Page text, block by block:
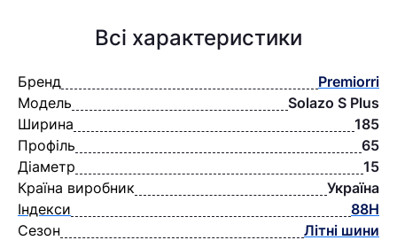
Всі характеристики
Бренд
Premiorri
Модель
Solazo S Plus
Ширина
185
Профіль
65
Діаметр
15
Країна виробник
Україна
Індекси
88H
Сезон
Літні шини